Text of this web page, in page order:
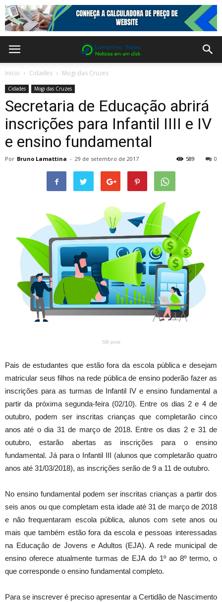
Inicio Cidades Mogi das Cruzes
Cidades Mogi das Cruzes
Secretaria de Educação abrirá
inscrições para Infantil IIII e IV
e ensino fundamental
Por Bruno Lamattina - 29 de setembro de 2017 0
589
SB post
Pais de estudantes que estão fora da escola pública e desejam
matricular seus filhos na rede pública de ensino poderão fazer as
inscrições para as turmas de Infantil IV e ensino fundamental a
partir da próxima segunda-feira (02/10). Entre os dias 2 e 4 de
outubro, podem ser inscritas crianças que completarão cinco
anos até o dia 31 de março de 2018. Entre os dias 2 e 31 de
outubro, estarão abertas as inscrições para o ensino
fundamental. Já para o Infantil III (alunos que completarão quatro
anos até 31/03/2018), as inscrições serão de 9 a 11 de outubro.
No ensino fundamental podem ser inscritas crianças a partir dos
seis anos ou que completam esta idade até 31 de março de 2018
e não frequentaram escola pública, alunos com sete anos ou
mais que também estão fora da escola e pessoas interessadas
na Educação de Jovens e Adultos (EJA). A rede municipal de
ensino oferece atualmente turmas de EJA do 1º ao 8º termo, o
que corresponde o ensino fundamental completo.
Para se inscrever é preciso apresentar a Certidão de Nascimento